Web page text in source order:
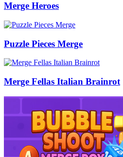
Merge Heroes
Puzzle Pieces Merge
Merge Fellas Italian Brainrot